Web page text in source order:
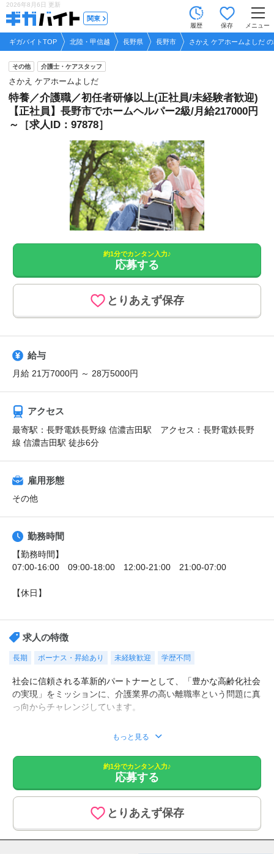
2026年8月6日 更新
関東
履歴 保存 メニュー
ギガバイトTOP 北陸・甲信越 長野県 長野市 さかえ ケアホームよしだ
その他 介護士・ケアスタッフ
さかえ ケアホームよしだ
特養／介護職／初任者研修以上(正社員/未経験者歓迎)
【正社員】長野市でホームヘルパー2級/月給217000円
～［求人ID：97878］
約1分でカンタン入力♪
応募する
とりあえず保存
給与
月給 21万7000円 ～ 28万5000円
アクセス
最寄駅：長野電鉄長野線 信濃吉田駅 アクセス：長野電鉄長野
線 信濃吉田駅 徒歩6分
雇用形態
その他
勤務時間
【勤務時間】
07:00-16:00 09:00-18:00 12:00-21:00 21:00-07:00
【休日】
求人の特徴
長期 ボーナス・昇給あり 未経験歓迎 学歴不問
社会に信頼される革新的パートナーとして、「豊かな高齢化社会
の実現」をミッションに、介護業界の高い離職率という問題に真
っ向からチャレンジしています。
■お一人お一人のご希望の条件を、専任の担当がじっくり伺っ
■職場の雰囲気など、詳細な情報もご紹介。
■面接対策や、履歴の添削など、転職活動を全面的にサポート！
■非公開の特別求人もございます。
■LINEでの転職相談も行っております。
特養でのお仕事です
もっと見る
とりあえず保存
約1分でカンタン入力♪
応募する